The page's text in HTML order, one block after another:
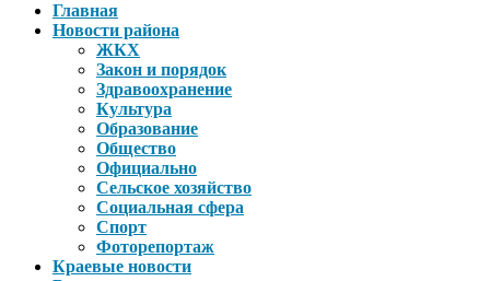
Главная
Новости района
ЖКХ
Закон и порядок
Здравоохранение
Культура
Образование
Общество
Официально
Сельское хозяйство
Социальная сфера
Спорт
Фоторепортаж
Краевые новости